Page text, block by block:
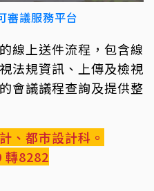
審議服務平台
線上送件流程，包含線
法規資訊、上傳及檢視
會議議程查詢及提供整
、都市設計科。
轉8282